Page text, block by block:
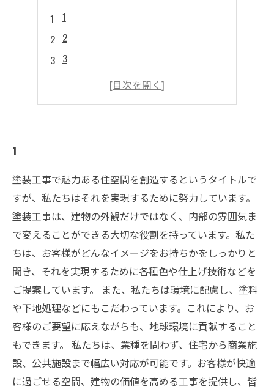
1
2
3
1
塗装工事で魅力ある住空間を創造するというタイトルで
すが、私たちはそれを実現するために努力しています。
塗装工事は、建物の外観だけではなく、内部の雰囲気ま
で変えることができる大切な役割を持っています。私た
ちは、お客様がどんなイメージをお持ちかをしっかりと
聞き、それを実現するために各種色や仕上げ技術などを
ご提案しています。 また、私たちは環境に配慮し、塗料
や下地処理などにもこだわっています。これにより、お
客様のご要望に応えながらも、地球環境に貢献すること
もできます。 私たちは、業種を問わず、住宅から商業施
設、公共施設まで幅広い対応が可能です。お客様が快適
に過ごせる空間、建物の価値を高める工事を提供し、皆